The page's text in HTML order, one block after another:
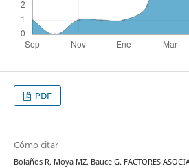
PDF
Cómo citar
Bolaños R, Moya MZ, Bauce G. FACTORES